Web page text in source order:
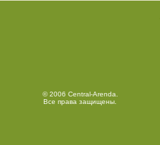
© 2006 Central-Arenda.
Все права защищены.